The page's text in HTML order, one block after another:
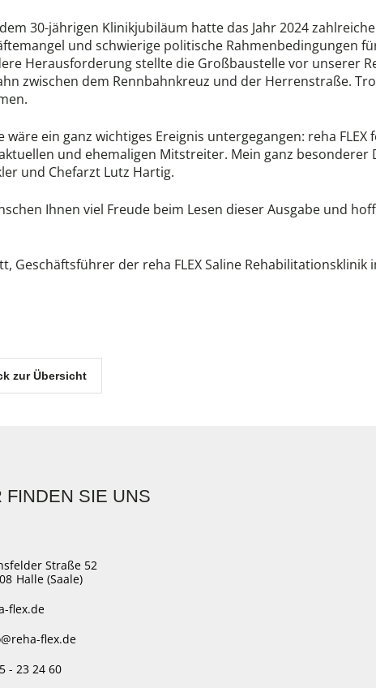
30-jährigen Klinikjubiläum hatte das Jahr 2024
und schwierige politische Rahmenbedingungen
Herausforderung stellte die Großbaustelle vor unserer
zwischen dem Rennbahnkreuz und der Herrenstraße.
wäre ein ganz wichtiges Ereignis untergegangen: reha
und ehemaligen Mitstreiter. Mein ganz
und Chefarzt Lutz Hartig.
Ihnen viel Freude beim Lesen dieser Ausgabe und
Geschäftsführer der reha FLEX Saline Rehabilitationsklinik
zur Übersicht
FINDEN SIE UNS
Straße 52
Halle (Saale)
flex.de
flex.de
- 23 24 60